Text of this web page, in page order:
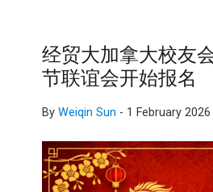
经贸大加拿大校友
节联谊会开始报名
By Weiqin Sun - 1 February 2026